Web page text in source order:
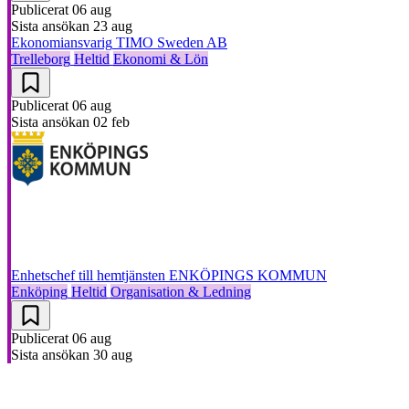
Publicerat 06 aug
Sista ansökan 23 aug
Ekonomiansvarig TIMO Sweden AB
Trelleborg Heltid Ekonomi & Lön
Publicerat 06 aug
Sista ansökan 02 feb
Enhetschef till hemtjänsten ENKÖPINGS KOMMUN
Enköping Heltid Organisation & Ledning
Publicerat 06 aug
Sista ansökan 30 aug